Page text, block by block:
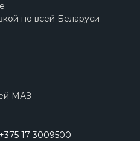
по всей Беларуси
МАЗ
+375 17 3009500